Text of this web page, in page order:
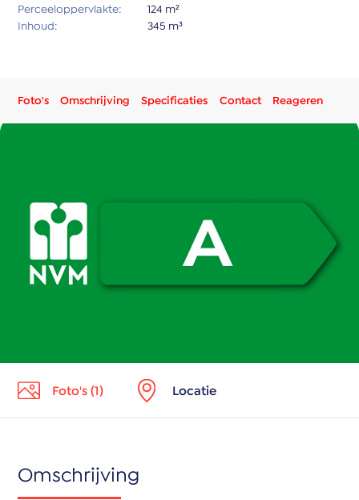
Perceeloppervlakte:
124 m²
Inhoud:
345 m³
Foto's Omschrijving Specificaties Contact Reageren
Foto's (1) Locatie
Omschrijving